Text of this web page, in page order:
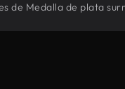
de Medalla de plata